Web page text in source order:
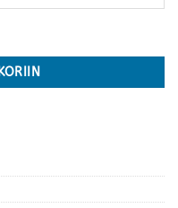
määrä